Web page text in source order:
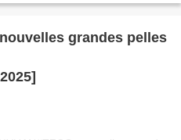
grandes pelles